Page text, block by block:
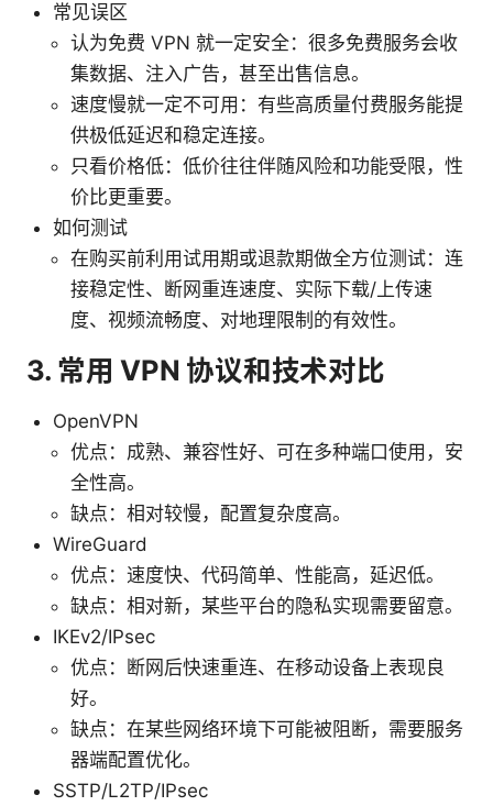
常见误区
认为免费 VPN 就一定安全：很多免费服务会收
集数据、注入广告，甚至出售信息。
速度慢就一定不可用：有些高质量付费服务能提
供极低延迟和稳定连接。
只看价格低：低价往往伴随风险和功能受限，性
价比更重要。
如何测试
在购买前利用试用期或退款期做全方位测试：连
接稳定性、断网重连速度、实际下载/上传速
度、视频流畅度、对地理限制的有效性。
3. 常用 VPN 协议和技术对比
OpenVPN
优点：成熟、兼容性好、可在多种端口使用，安
全性高。
缺点：相对较慢，配置复杂度高。
WireGuard
优点：速度快、代码简单、性能高，延迟低。
缺点：相对新，某些平台的隐私实现需要留意。
IKEv2/IPsec
优点：断网后快速重连、在移动设备上表现良
好。
缺点：在某些网络环境下可能被阻断，需要服务
器端配置优化。
SSTP/L2TP/IPsec